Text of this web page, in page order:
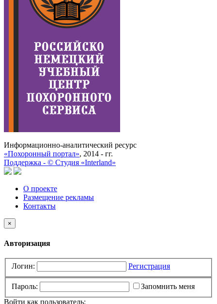
Информационно-аналитический ресурс
«Похоронный портал», 2014 - гг.
Поддержка - © Cтудия «Interland»
О проекте
Размещение рекламы
Контакты
×
Авторизация
Логин: Регистрация
Пароль:
Запомнить меня
Войти как пользователь: